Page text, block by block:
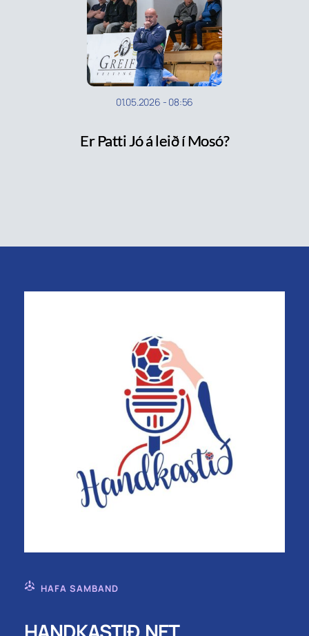
01.05.2026 - 08:56
Er Patti Jó á leið í Mosó?
HAFA SAMBAND